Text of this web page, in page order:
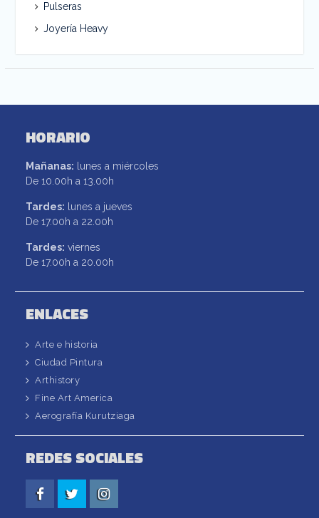
Pulseras
Joyería Heavy
HORARIO
Mañanas: lunes a miércoles
De 10.00h a 13.00h
Tardes: lunes a jueves
De 17.00h a 22.00h
Tardes: viernes
De 17.00h a 20.00h
ENLACES
Arte e historia
Ciudad Pintura
Arthistory
Fine Art America
Aerografía Kurutziaga
REDES SOCIALES